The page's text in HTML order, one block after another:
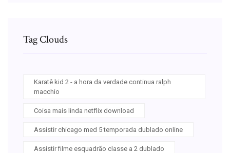
Tag Clouds
Karatê kid 2 - a hora da verdade continua ralph
macchio
Coisa mais linda netflix download
Assistir chicago med 5 temporada dublado online
Assistir filme esquadrão classe a 2 dublado